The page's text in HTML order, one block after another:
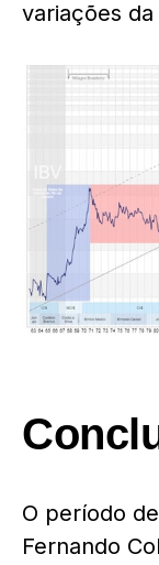
variações
O período
Fernando